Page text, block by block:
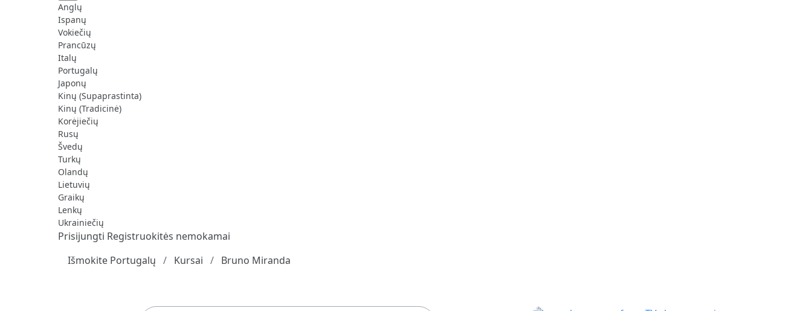
Anglų
Ispanų
Vokiečių
Prancūzų
Italų
Portugalų
Japonų
Kinų (Supaprastinta)
Kinų (Tradicinė)
Korėjiečių
Rusų
Švedų
Turkų
Olandų
Lietuvių
Graikų
Lenkų
Ukrainiečių
Prisijungti Registruokitės nemokamai
Išmokite Portugalų
Kursai Bruno Miranda